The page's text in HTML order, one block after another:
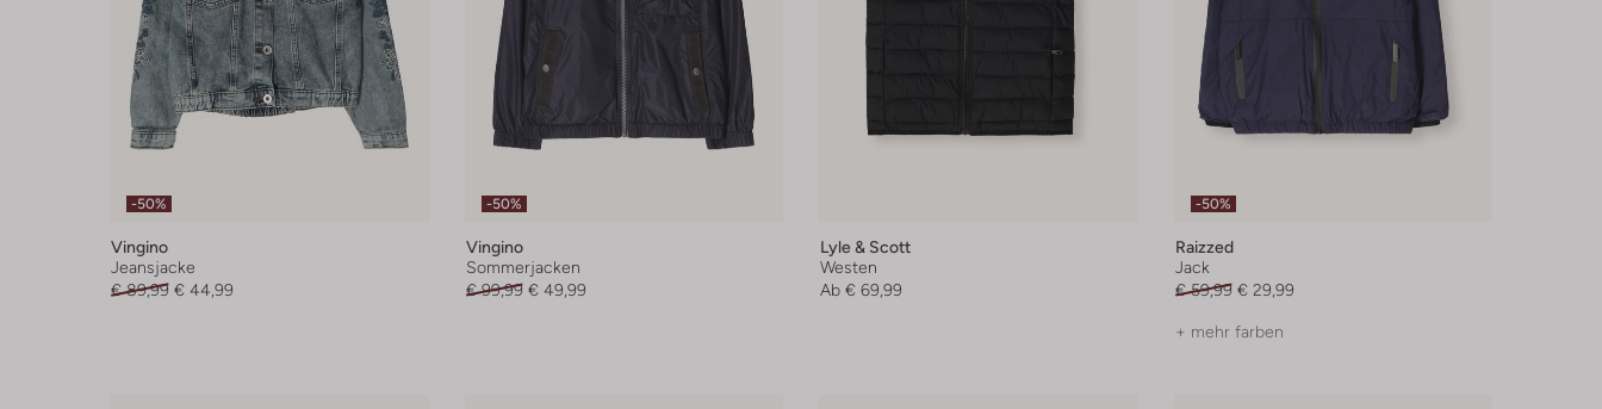
-50%
Vingino
Jeansjacke
€ 89,99 € 44,99
-50%
Vingino
Sommerjacken
€ 99,99 € 49,99
Lyle & Scott
Westen
Ab € 69,99
-50%
Raizzed
Jack
€ 59,99 € 29,99
+ mehr farben